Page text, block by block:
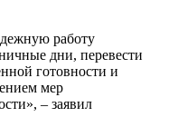
работу
дни, перевести
готовности и
мер
– заявил